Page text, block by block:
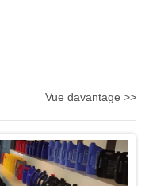
Vue davantage >>